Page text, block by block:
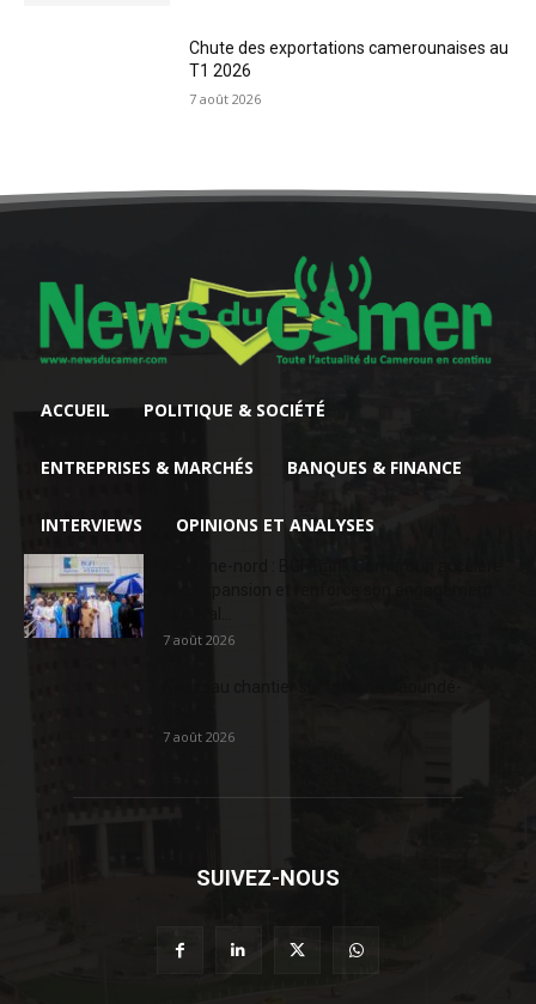
Chute des exportations camerounaises au
T1 2026
7 août 2026
ACCUEIL POLITIQUE & SOCIÉTÉ
ENTREPRISES & MARCHÉS BANQUES & FINANCE
INTERVIEWS OPINIONS ET ANALYSES
7 août 2026
7 août 2026
SUIVEZ-NOUS